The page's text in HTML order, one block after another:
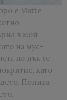
е Matte
в мой
на мус-
но пък се
като
Попива